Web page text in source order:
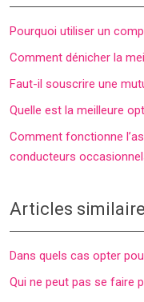
Pourquoi utiliser un
Comment dénicher la
Faut-il souscrire une
Quelle est la meilleure
Comment fonctionne
conducteurs
Articles
Dans quels cas opter
Qui ne peut pas se faire